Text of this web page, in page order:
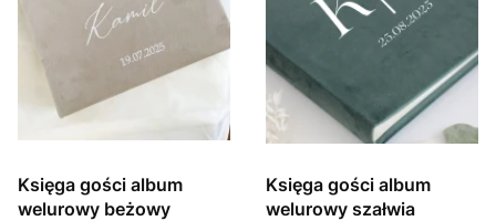
Księga gości album
welurowy beżowy
Księga gości album
welurowy szałwia